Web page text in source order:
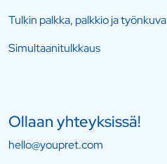
Tulkin palkka, palkkio ja työnkuva
Simultaanitulkkaus
Ollaan yhteyksissä!
hello@youpret.com